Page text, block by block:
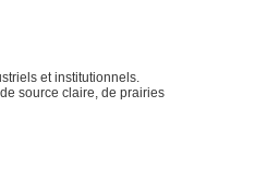
et institutionnels.
source claire, de prairies